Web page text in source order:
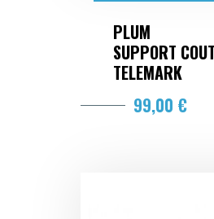
PLUM
SUPPORT
TELEMARK
99,00 €